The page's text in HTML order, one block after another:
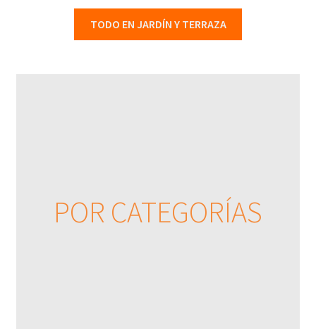
TODO EN JARDÍN Y TERRAZA
POR CATEGORÍAS